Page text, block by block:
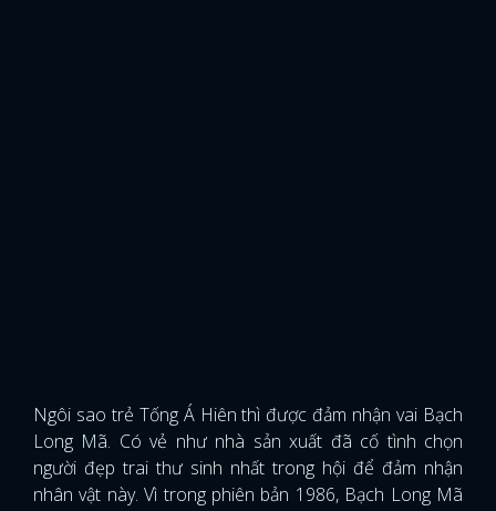
x
ĐĂNG NHẬP
Ngôi sao trẻ Tống Á Hiên thì được đảm nhận vai Bạch
Long Mã. Có vẻ như nhà sản xuất đã cố tình chọn
người đẹp trai thư sinh nhất trong hội để đảm nhận
nhân vật này. Vì trong phiên bản 1986, Bạch Long Mã